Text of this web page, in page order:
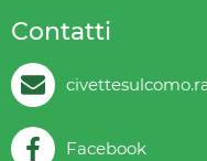
Contatti
Facebook